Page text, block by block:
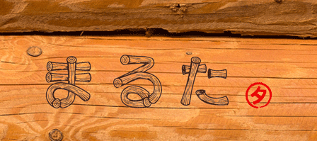
月島もんじゃストリートのも
んじゃ屋「まるた」
月島のもんじゃ焼き「まるた」より最
新のお知らせ